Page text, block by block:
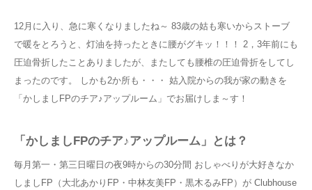
12月に入り、急に寒くなりましたね～ 83歳の姑も寒いからストーブ
で暖をとろうと、灯油を持ったときに腰がグキッ！！！ 2，3年前にも
圧迫骨折したことありましたが、またしても腰椎の圧迫骨折をしてし
まったのです。 しかも2か所も・・・ 姑入院からの我が家の動きを
「かしましFPのチア♪アップルーム」でお届けしま～す！
「かしましFPのチア♪アップルーム」とは？
毎月第一・第三日曜日の夜9時からの30分間 おしゃべりが大好きなか
しましFP（大北あかりFP・中林友美FP・黒木るみFP）が Clubhouse